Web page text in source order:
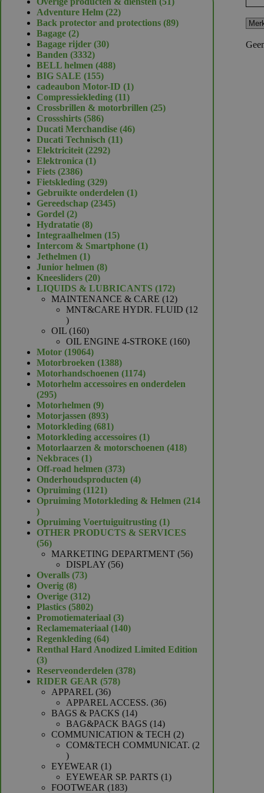
Adventure Helm 2222
producten
Back protector and protections 8989
Bagage 22
producten
Bagage rijder 3030
Banden 33323332
producten
BELL helmen 488488
BIG SALE 155155
producten
cadeaubon Motor-ID 11
Compressiekleding 1111
producten
Crossbrillen & motorbrillen 2525
Crossshirts 586586
producten
Ducati Merchandise 4646
Ducati Technisch 1111
Elektriciteit 22922292
Elektronica 11
Fiets 23862386
producten
Fietskleding 329329
producten
Gebruikte onderdelen 11
Gereedschap 23452345
Gordel 22
producten
Hydratatie 88
producten
Integraalhelmen 1515
producten
Intercom & Smartphone 11
Jethelmen 11
product
Junior helmen 88
Kneesliders 2020
producten
LIQUIDS & LUBRICANTS 172172
producten
MAINTENANCE & CARE 1212
producten
MNT&CARE HYDR. FLUID
12
12
producten
OIL 160160
producten
OIL ENGINE 4-STROKE 160160
Motor 1906419064
producten
Motorbroeken 13881388
producten
Motorhandschoenen 11741174
producten
Motorhelm accessoires en onderdelen
295295
producten
Motorhelmen 99
producten
Motorjassen 893893
producten
Motorkleding 681681
producten
Motorkleding accessoires 11
product
Motorlaarzen & motorschoenen 418418
Nekbraces 11
product
Off-road helmen 373373
producten
Onderhoudsproducten 44
Opruiming 11211121
producten
Opruiming Motorkleding & Helmen
214
214
producten
Opruiming Voertuiguitrusting 11
product
OTHER PRODUCTS & SERVICES
5656
producten
MARKETING DEPARTMENT 5656
DISPLAY 5656
Overalls 7373
Overig 88
producten
Overige 312312
producten
Plastics 58025802
producten
Promotiemateriaal 33
producten
Reclamemateriaal 140140
Regenkleding 6464
producten
Renthal Hard Anodized Limited Edition
33
producten
Reserveonderdelen 378378
RIDER GEAR 578578
APPAREL 3636
producten
APPAREL ACCESS. 3636
BAGS & PACKS 1414
producten
BAG&PACK BAGS 1414
producten
COMMUNICATION & TECH 22
producten
COM&TECH COMMUNICAT.
2
2
producten
EYEWEAR 11
product
EYEWEAR SP. PARTS 11
FOOTWEAR 183183